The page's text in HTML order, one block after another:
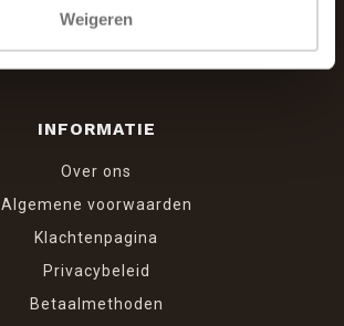
Weigeren
INFORMATIE
Over ons
Algemene voorwaarden
Klachtenpagina
Privacybeleid
Betaalmethoden